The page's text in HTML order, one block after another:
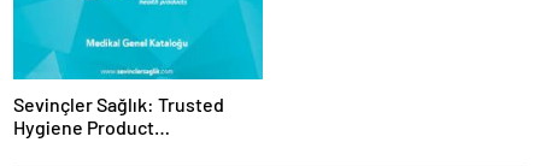
Sevinçler Sağlık: Trusted
Hygiene Product